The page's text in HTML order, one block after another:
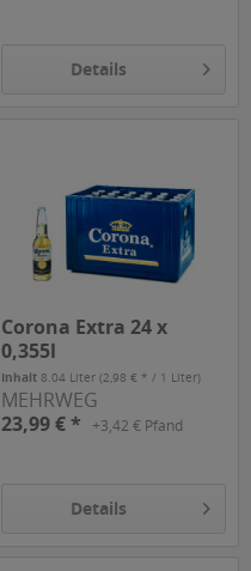
Details
Corona Extra 24 x
0,355l
Inhalt 8.04 Liter(2,98 € * / 1 Liter)
MEHRWEG
23,99 € *
+3,42 € Pfand
Details